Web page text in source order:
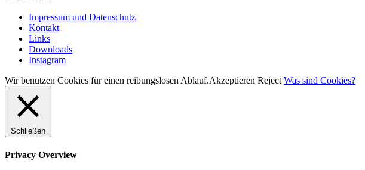
Impressum und Datenschutz
Kontakt
Links
Downloads
Instagram
Wir benutzen Cookies für einen reibungslosen Ablauf.Akzeptieren Reject Was sind Cookies?
Schließen
Privacy Overview